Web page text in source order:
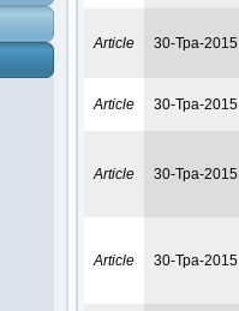
Article 30-Тра-2015
Article 30-Тра-2015
Article 30-Тра-2015
Article 30-Тра-2015